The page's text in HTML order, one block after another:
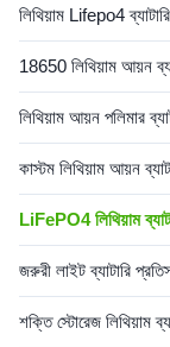
combination of price-
performance.​
item value Warranty
Tools, Home
লিথিয়াম Lifepo4 ব্যাটারি
18650 লিথিয়াম আয়ন
লিথিয়াম আয়ন পলিমার
কাস্টম লিথিয়াম আয়ন
LiFePO4 লিথিয়াম
জরুরী লাইট ব্যাটারি
শক্তি স্টোরেজ লিথিয়াম